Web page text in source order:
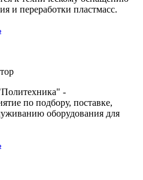
и переработки пластмасс.
-
по подбору, поставке,
оборудования для